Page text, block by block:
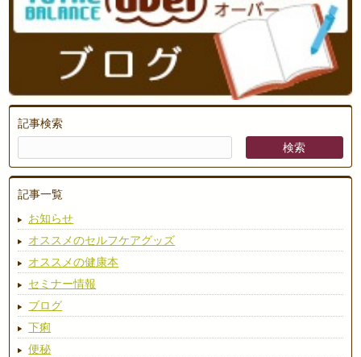
記事検索
記事一覧
お知らせ
オススメのセルフケアグッズ
オススメの健康本
セミナー情報
ブログ
下痢
便秘